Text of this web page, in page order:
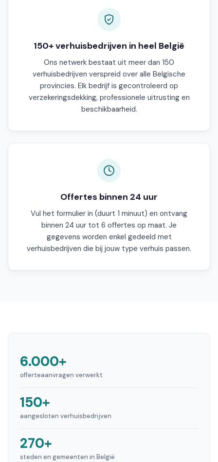
150+ verhuisbedrijven in heel België
Ons netwerk bestaat uit meer dan 150
verhuisbedrijven verspreid over alle Belgische
provincies. Elk bedrijf is gecontroleerd op
verzekeringsdekking, professionele uitrusting en
beschikbaarheid.
Offertes binnen 24 uur
Vul het formulier in (duurt 1 minuut) en ontvang
binnen 24 uur tot 6 offertes op maat. Je
gegevens worden enkel gedeeld met
verhuisbedrijven die bij jouw type verhuis passen.
6.000+
offerteaanvragen verwerkt
150+
aangesloten verhuisbedrijven
270+
steden en gemeenten in België